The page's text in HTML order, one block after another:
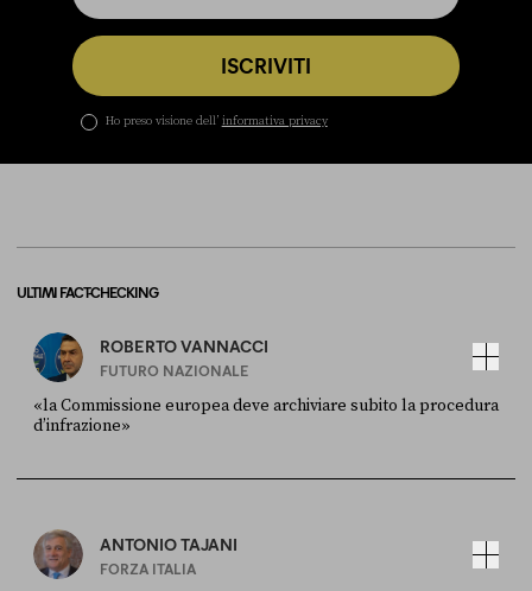
ISCRIVITI
Ho preso visione dell’ informativa privacy
ULTIMI FACT-CHECKING
ROBERTO VANNACCI
FUTURO NAZIONALE
«la Commissione europea deve archiviare subito la procedura
d’infrazione»
ANTONIO TAJANI
FORZA ITALIA